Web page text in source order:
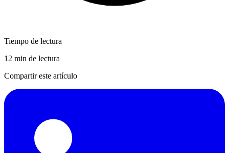
Tiempo de lectura
12 min de lectura
Compartir este artículo